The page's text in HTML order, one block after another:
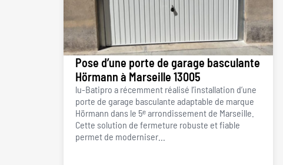
Pose d’une porte de garage basculante
Hörmann à Marseille 13005
lu-Batipro a récemment réalisé l’installation d’une
porte de garage basculante adaptable de marque
Hörmann dans le 5ᵉ arrondissement de Marseille.
Cette solution de fermeture robuste et fiable
permet de moderniser...